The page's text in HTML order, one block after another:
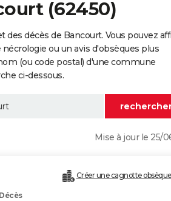
(62450)
décès de Bancourt. Vous pouvez
ou un avis d'obsèques plus
(ou code postal) d'une commune
ci-dessous.
Mise à jour le 25/
Créer une cagnotte
Décès